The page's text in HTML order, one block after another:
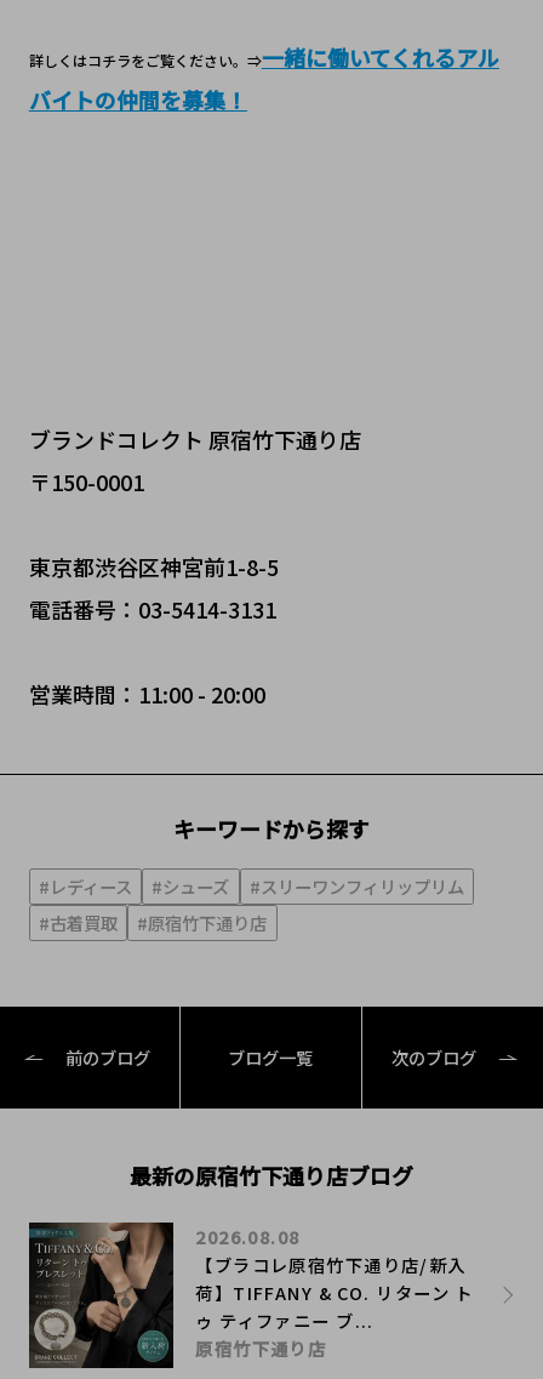
詳しくはコチラをご覧ください。⇒一緒に働いてくれるアル
バイトの仲間を募集！
ブランドコレクト 原宿竹下通り店
〒150-0001
東京都渋谷区神宮前1-8-5
電話番号：03-5414-3131
営業時間：11:00 - 20:00
キーワードから探す
#レディース #シューズ
#スリーワンフィリップリム
#古着買取
#原宿竹下通り店
前のブログ ブログ一覧 次のブログ
最新の原宿竹下通り店ブログ
【ブラコレ原宿竹下通り店/新入
荷】TIFFANY & CO. リターン ト
ゥ ティファニー ブ...
2026.08.08
原宿竹下通り店